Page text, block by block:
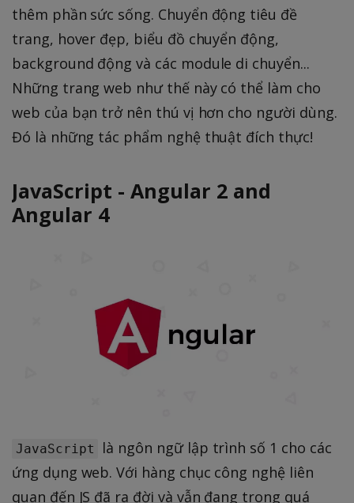
thêm phần sức sống. Chuyển động tiêu đề
trang, hover đẹp, biểu đồ chuyển động,
background động và các module di chuyển...
Những trang web như thế này có thể làm cho
web của bạn trở nên thú vị hơn cho người dùng.
Đó là những tác phẩm nghệ thuật đích thực!
JavaScript - Angular 2 and
Angular 4
JavaScript
là ngôn ngữ lập trình số 1 cho các
ứng dụng web. Với hàng chục công nghệ liên
quan đến JS đã ra đời và vẫn đang trong quá